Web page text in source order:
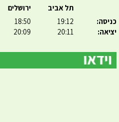
כניסה:
יציאה:
תל אביב
19:12
20:11
ירושלים
18:50
20:09